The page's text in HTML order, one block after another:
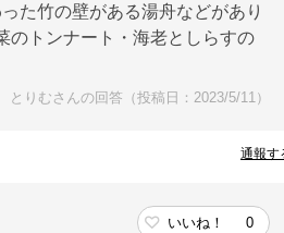
た竹の壁がある湯舟などがあり
のトンナート・海老としらすの
とりむさんの回答（投稿日：2023/5/11）
通報す
いいね！ 0